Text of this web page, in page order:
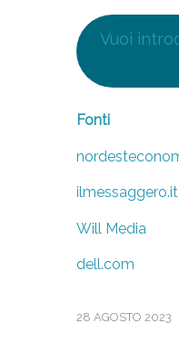
Vuoi
Fonti
ilmessaggero.it
Will Media
dell.com
28 AGOSTO 2023